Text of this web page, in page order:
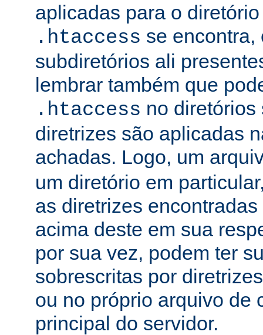
aplicadas para o
.htaccess se encontra,
subdiretórios ali
lembrar também que
.htaccess no diretórios
diretrizes são aplicadas
achadas. Logo, um
um diretório em
as diretrizes
acima deste em sua
por sua vez, podem ter
sobrescritas por
ou no próprio arquivo de
principal do servidor.